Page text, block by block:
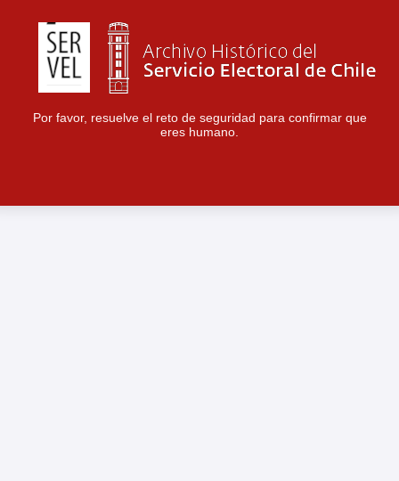
Por favor, resuelve el reto de seguridad para confirmar que
eres humano.